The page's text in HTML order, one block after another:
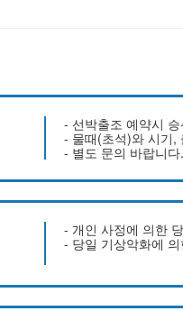
- 선박출조 예약시
- 물때(초석)와 시기,
- 별도 문의 바랍니다.
- 개인 사정에 의한
- 당일 기상악화에